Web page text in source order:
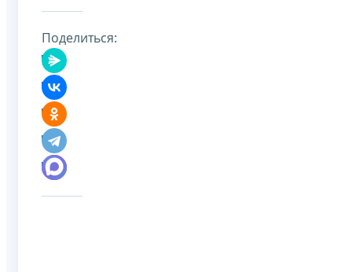
Поделиться: